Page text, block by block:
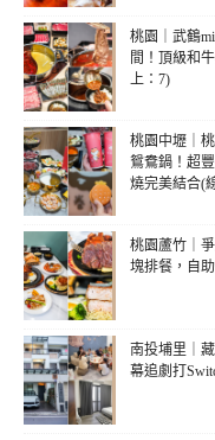
桃園｜武鶴
間！頂級和
上：7)
桃園中壢｜
鴛鴦鍋！超
燒完美結合(
桃園蘆竹｜
塊排餐，自
南投埔里｜
幕追劇打